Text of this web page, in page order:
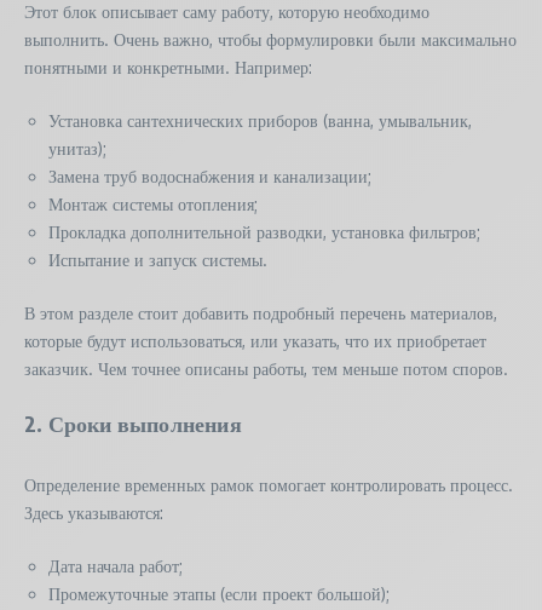
Этот блок описывает саму работу, которую необходимо
выполнить. Очень важно, чтобы формулировки были максимально
понятными и конкретными. Например:
Установка сантехнических приборов (ванна, умывальник,
унитаз);
Замена труб водоснабжения и канализации;
Монтаж системы отопления;
Прокладка дополнительной разводки, установка фильтров;
Испытание и запуск системы.
В этом разделе стоит добавить подробный перечень материалов,
которые будут использоваться, или указать, что их приобретает
заказчик. Чем точнее описаны работы, тем меньше потом споров.
2. Сроки выполнения
Определение временных рамок помогает контролировать процесс.
Здесь указываются:
Дата начала работ;
Промежуточные этапы (если проект большой);